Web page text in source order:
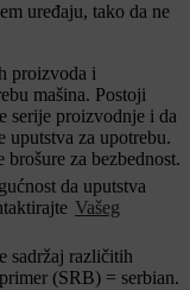
uređaju, tako da ne
proizvoda i
mašina. Postoji
serije proizvodnje i da
uputstva za upotrebu.
za bezbednost.
da uputstva
Vašeg
sadržaj različitih
(SRB) = serbian.